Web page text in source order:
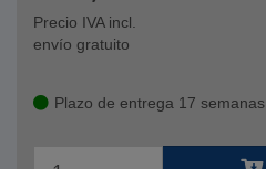
Precio IVA incl.
envío gratuito
Plazo de entrega 17 semanas